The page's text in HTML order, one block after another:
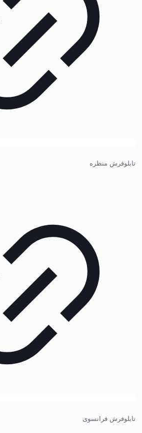
تابلوفرش منظره
تابلوفرش فرانسوی